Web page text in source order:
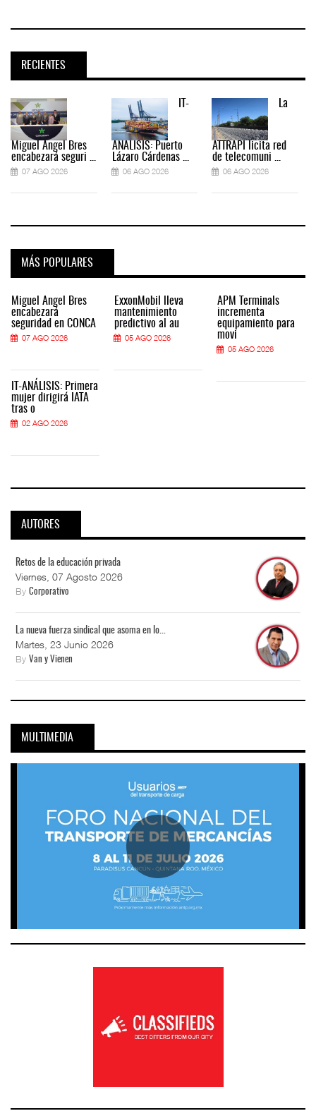
RECIENTES
Miguel Ángel Bres
encabezará seguri ...
07 AGO 2026
IT-
ANÁLISIS: Puerto
Lázaro Cárdenas ...
06 AGO 2026
La
ATTRAPI licita red
de telecomuni ...
06 AGO 2026
MÁS POPULARES
Miguel Ángel Bres
encabezará
seguridad en CONCA
07 AGO 2026
IT-ANÁLISIS: Primera
mujer dirigirá IATA
tras o
02 AGO 2026
ExxonMobil lleva
mantenimiento
predictivo al au
05 AGO 2026
APM Terminals
incrementa
equipamiento para
movi
05 AGO 2026
AUTORES
Retos de la educación privada
Viernes, 07 Agosto 2026
By Corporativo
La nueva fuerza sindical que asoma en lo...
Martes, 23 Junio 2026
By Van y Vienen
MULTIMEDIA